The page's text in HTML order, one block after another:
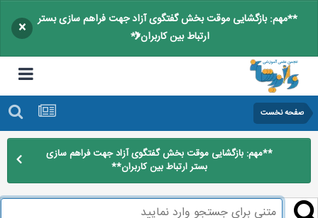
**مهم: بازگشایی موقت بخش گفتگوی آزاد جهت فراهم سازی بستر
ارتباط بین کاربران**
×
صفحه نخست
**مهم: بازگشایی موقت بخش گفتگوی آزاد جهت فراهم سازی
بستر ارتباط بین کاربران**